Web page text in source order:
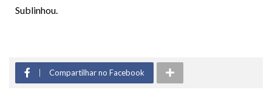
Sublinhou.
Compartilhar no Facebook